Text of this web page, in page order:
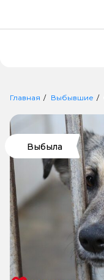
Главная Выбывшие
Выбыла